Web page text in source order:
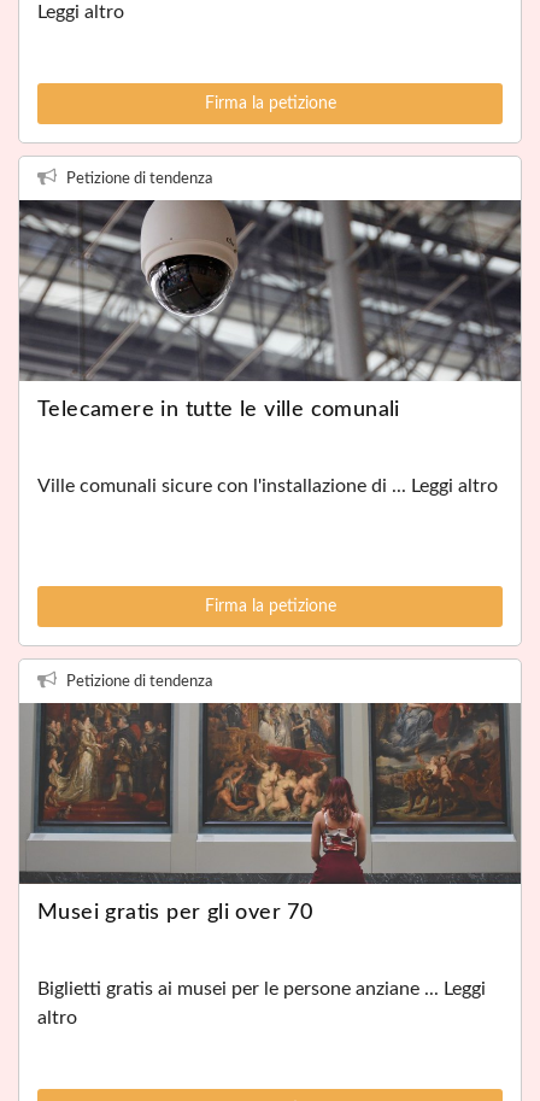
Leggi altro
Firma la petizione
Petizione di tendenza
Telecamere in tutte le ville comunali
Ville comunali sicure con l'installazione di ... Leggi altro
Firma la petizione
Petizione di tendenza
Musei gratis per gli over 70
Biglietti gratis ai musei per le persone anziane ... Leggi
altro